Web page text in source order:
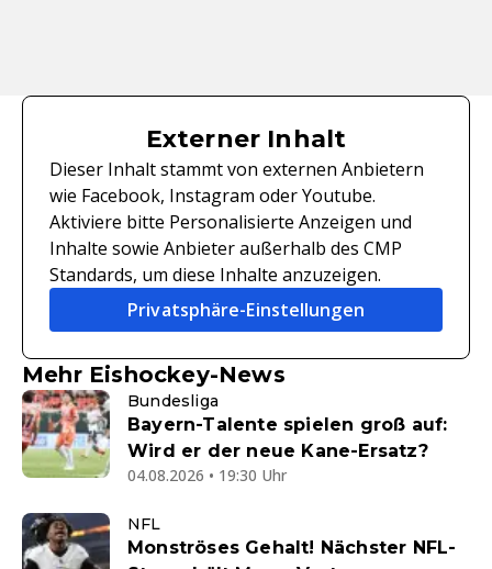
Externer Inhalt
Dieser Inhalt stammt von externen Anbietern
wie Facebook, Instagram oder Youtube.
Aktiviere bitte Personalisierte Anzeigen und
Inhalte sowie Anbieter außerhalb des CMP
Standards, um diese Inhalte anzuzeigen.
Privatsphäre-Einstellungen
Mehr Eishockey-News
Bundesliga
Bayern-Talente spielen groß auf:
Wird er der neue Kane-Ersatz?
04.08.2026 • 19:30 Uhr
NFL
Monströses Gehalt! Nächster NFL-